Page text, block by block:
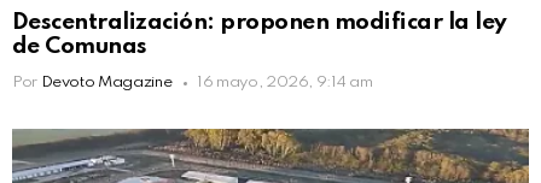
Descentralización: proponen modificar la ley
de Comunas
Por Devoto Magazine 16 mayo, 2026, 9:14 am